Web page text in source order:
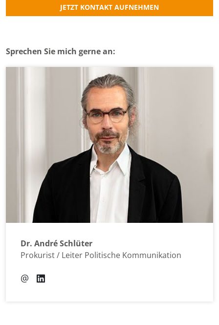
JETZT KONTAKT AUFNEHMEN
Sprechen Sie mich gerne an:
Dr. André Schlüter
Prokurist / Leiter Politische Kommunikation
@